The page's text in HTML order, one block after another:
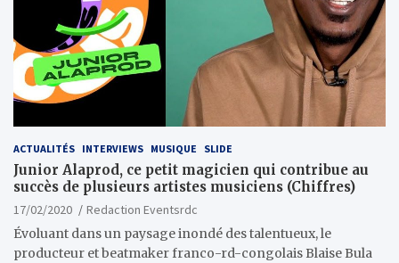
ACTUALITÉS INTERVIEWS MUSIQUE SLIDE
Junior Alaprod, ce petit magicien qui contribue au
succès de plusieurs artistes musiciens (Chiffres)
17/02/2020
Redaction Eventsrdc
Évoluant dans un paysage inondé des talentueux, le
producteur et beatmaker franco-rd-congolais Blaise Bula